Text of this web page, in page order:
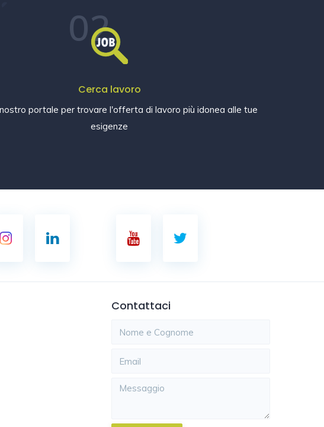
02
Cerca lavoro
portale per trovare l'offerta di lavoro più idonea alle tue
esigenze
Contattaci